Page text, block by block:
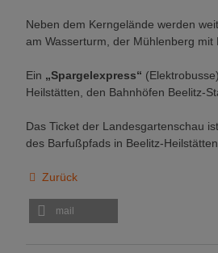
Neben dem Kerngelände werden
am Wasserturm, der Mühlenberg mit
Ein „Spargelexpress“
Heilstätten, den Bahnhöfen Beelitz-
Das Ticket der Landesgartenschau
des Barfußpfads in Beelitz-
Zurück
mail